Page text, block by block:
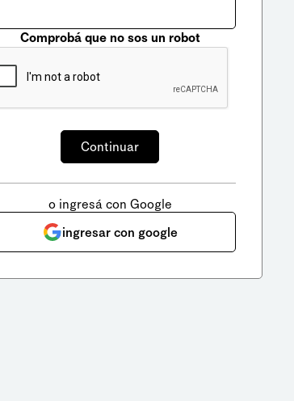
Comprobá que no sos un robot
o ingresá con Google
ingresar con google